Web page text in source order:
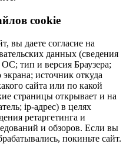
cookie
вы даете согласие на
данных (сведения
тип и версия Браузера;
источник откуда
сайта или по какой
страницы открывает и на
ip-адрес) в целях
ретаргетинга и
и обзоров. Если вы
покиньте сайт.